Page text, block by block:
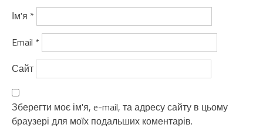
Ім'я *
Email *
Сайт
Зберегти моє ім'я, e-mail, та адресу сайту в цьому
браузері для моїх подальших коментарів.